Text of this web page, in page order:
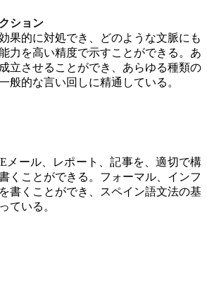
ション
果的に対処でき、どのような文脈にも
力を高い精度で示すことができる。あ
立させることができ、あらゆる種類の
般的な言い回しに精通している。
メール、レポート、記事を、適切で構
くことができる。フォーマル、インフ
書くことができ、スペイン語文法の基
ている。